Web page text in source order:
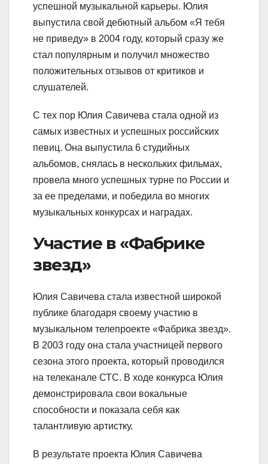
успешной музыкальной карьеры. Юлия
выпустила свой дебютный альбом «Я тебя
не приведу» в 2004 году, который сразу же
стал популярным и получил множество
положительных отзывов от критиков и
слушателей.
С тех пор Юлия Савичева стала одной из
самых известных и успешных российских
певиц. Она выпустила 6 студийных
альбомов, снялась в нескольких фильмах,
провела много успешных турне по России и
за ее пределами, и победила во многих
музыкальных конкурсах и наградах.
Участие в «Фабрике
звезд»
Юлия Савичева стала известной широкой
публике благодаря своему участию в
музыкальном телепроекте «Фабрика звезд».
В 2003 году она стала участницей первого
сезона этого проекта, который проводился
на телеканале СТС. В ходе конкурса Юлия
демонстрировала свои вокальные
способности и показала себя как
талантливую артистку.
В результате проекта Юлия Савичева